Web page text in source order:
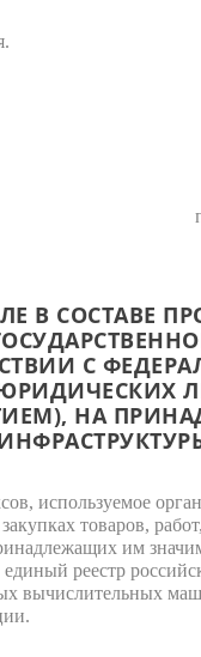
В СОСТАВЕ
С
НА
используемое
товаров,
им
реестр
вычислительных